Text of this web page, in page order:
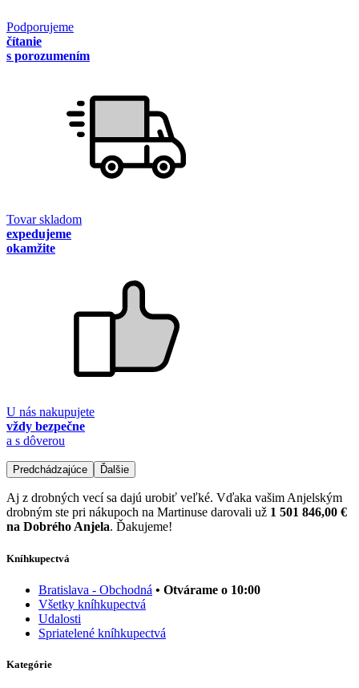
Podporujeme
čítanie
s porozumením
Tovar skladom
expedujeme
okamžite
U nás nakupujete
vždy bezpečne
a s dôverou
Predchádzajúce Ďalšie
Aj z drobných vecí sa dajú urobiť veľké. Vďaka vašim Anjelským
drobným ste pri nákupoch na Martinuse darovali už 1 501 846,00 €
na Dobrého Anjela. Ďakujeme!
Kníhkupectvá
Bratislava - Obchodná • Otvárame o 10:00
Všetky kníhkupectvá
Udalosti
Spriatelené kníhkupectvá
Kategórie